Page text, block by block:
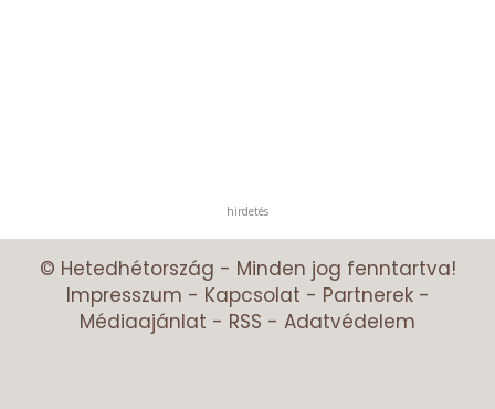
hirdetés
© Hetedhétország - Minden jog fenntartva!
Impresszum - Kapcsolat - Partnerek-
Médiaajánlat - RSS - Adatvédelem